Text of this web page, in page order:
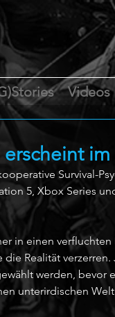
Videos
im
Survival-
5, Xbox Series
in einen
Realität
werden, bevor
unterirdischen